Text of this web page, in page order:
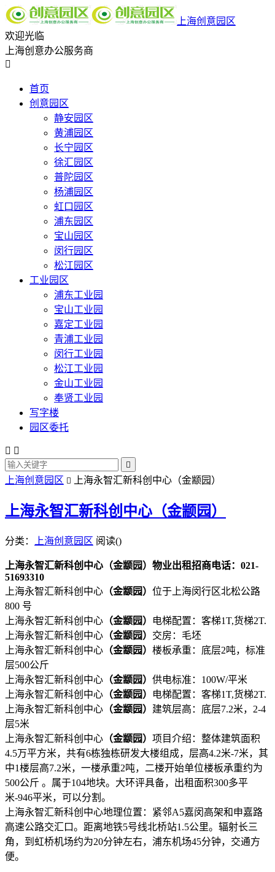
上海创意园区
欢迎光临
上海创意办公服务商

首页
创意园区
静安园区
黄浦园区
长宁园区
徐汇园区
普陀园区
杨浦园区
虹口园区
浦东园区
宝山园区
闵行园区
松江园区
工业园区
浦东工业园
宝山工业园
嘉定工业园
青浦工业园
闵行工业园
松江工业园
金山工业园
奉贤工业园
写字楼
园区委托
 

上海创意园区  上海永智汇新科创中心（金颛园）
上海永智汇新科创中心（金颛园）
分类： 上海创意园区 阅读()
上海永智汇新科创中心（金颛园）物业出租招商电话：021-
51693310
上海永智汇新科创中心 （金颛园） 位于上海闵行区北松公路
800 号
上海永智汇新科创中心 （金颛园）
电梯配置：客梯1T,货梯2T.
上海永智汇新科创中心 （金颛园） 交房：毛坯
上海永智汇新科创中心 （金颛园） 楼板承重：底层2吨，标准
层500公斤
上海永智汇新科创中心 （金颛园） 供电标准：100W/平米
上海永智汇新科创中心 （金颛园）
电梯配置：客梯1T,货梯2T.
上海永智汇新科创中心 （金颛园） 建筑层高：底层7.2米，2-4
层5米
上海永智汇新科创中心 （金颛园） 项目介绍：整体建筑面积
4.5万平方米，共有6栋独栋研发大楼组成，层高4.2米-7米，其
中1楼层高7.2米，一楼承重2吨，二楼开始单位楼板承重约为
500公斤 。属于104地块。大环评具备，出租面积300多平
米-946平米，可以分割。
上海永智汇新科创中心地理位置：紧邻A5嘉闵高架和申嘉路
高速公路交汇口。距离地铁5号线北桥站1.5公里。辐射长三
角，到虹桥机场约为20分钟左右，浦东机场45分钟，交通方
便。